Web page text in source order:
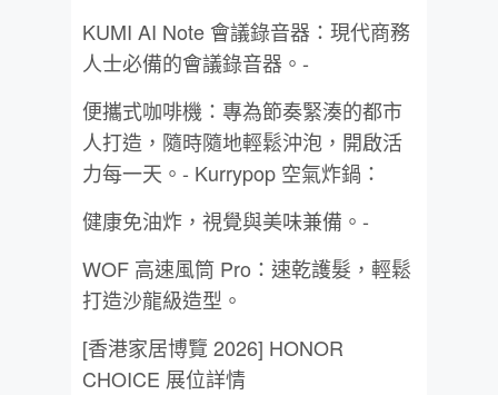
KUMI AI Note 會議錄音器：現代商務
人士必備的會議錄音器。-
便攜式咖啡機：專為節奏緊湊的都市
人打造，隨時隨地輕鬆沖泡，開啟活
力每一天。- Kurrypop 空氣炸鍋：
健康免油炸，視覺與美味兼備。-
WOF 高速風筒 Pro：速乾護髮，輕鬆
打造沙龍級造型。
[香港家居博覽 2026] HONOR
CHOICE 展位詳情